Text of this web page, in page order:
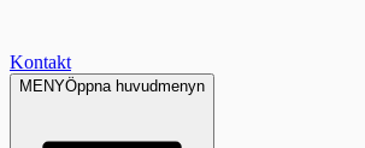
Kontakt
MENYÖppna huvudmenyn